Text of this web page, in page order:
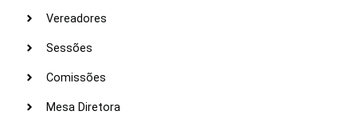
Vereadores
Sessões
Comissões
Mesa Diretora